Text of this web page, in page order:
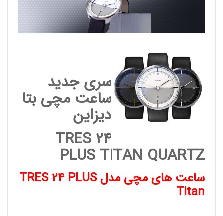
سری جدید
ساعت مچی بتا
دیزاین
TRES 24
PLUS TITAN QUARTZ
ساعت های مچی مدل TRES 24 PLUS
Titan